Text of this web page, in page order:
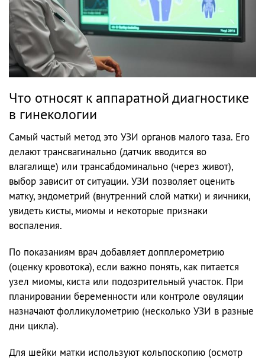
Что относят к аппаратной диагностике
в гинекологии
Самый частый метод это УЗИ органов малого таза. Его
делают трансвагинально (датчик вводится во
влагалище) или трансабдоминально (через живот),
выбор зависит от ситуации. УЗИ позволяет оценить
матку, эндометрий (внутренний слой матки) и яичники,
увидеть кисты, миомы и некоторые признаки
воспаления.
По показаниям врач добавляет допплерометрию
(оценку кровотока), если важно понять, как питается
узел миомы, киста или подозрительный участок. При
планировании беременности или контроле овуляции
назначают фолликулометрию (несколько УЗИ в разные
дни цикла).
Для шейки матки используют кольпоскопию (осмотр